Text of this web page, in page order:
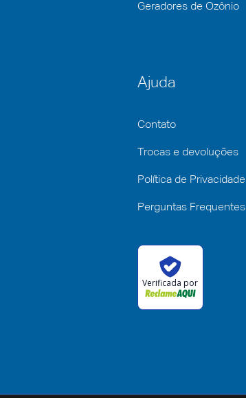
Geradores de Ozônio
Ajuda
Contato
Trocas e devoluções
Política de Privacidade
Perguntas Frequentes
Verificada por